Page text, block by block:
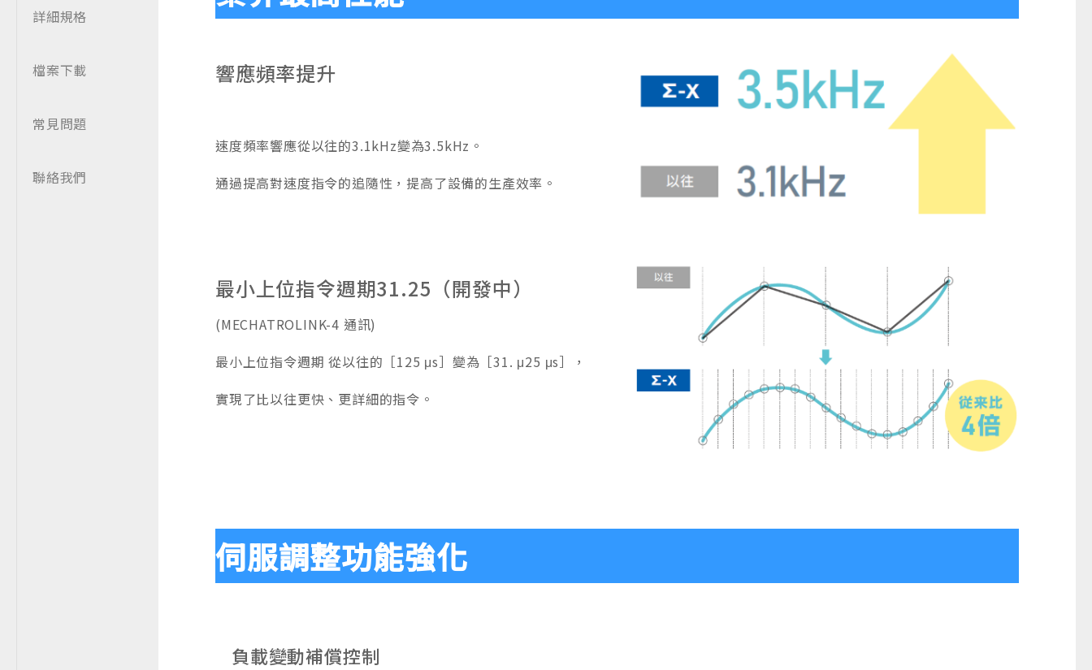
詳細規格
檔案下載
常見問題
聯絡我們
響應頻率提升
速度頻率響應從以往的3.1kHz變為3.5kHz。
通過提高對速度指令的追隨性，提高了設備的生產效率。
最小上位指令週期31.25（開發中）
(MECHATROLINK-4 通訊)
最小上位指令週期 從以往的［125 μs］變為［31. μ25 μs］，
實現了比以往更快、更詳細的指令。
伺服調整功能強化
負載變動補償控制